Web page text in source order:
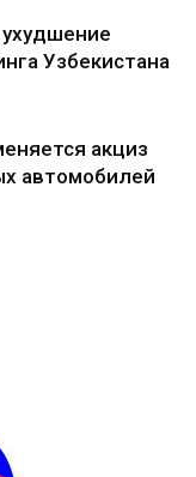
ухудшение
Узбекистана
акциз
автомобилей